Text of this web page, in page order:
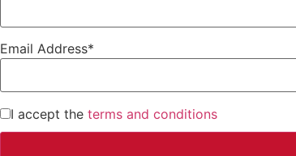
Email Address*
I accept the terms and conditions